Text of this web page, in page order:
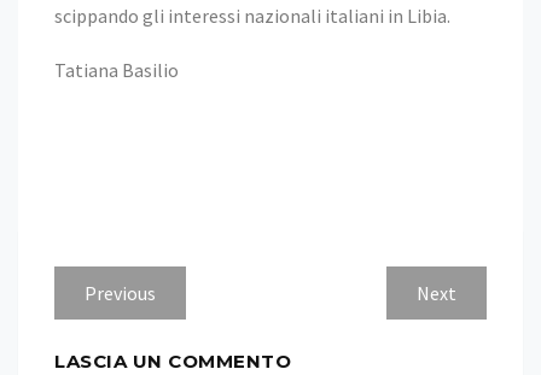
scippando gli interessi nazionali italiani in Libia.
Tatiana Basilio
Navigazione
articoli
Previous
post:
Next
post:
LASCIA UN COMMENTO